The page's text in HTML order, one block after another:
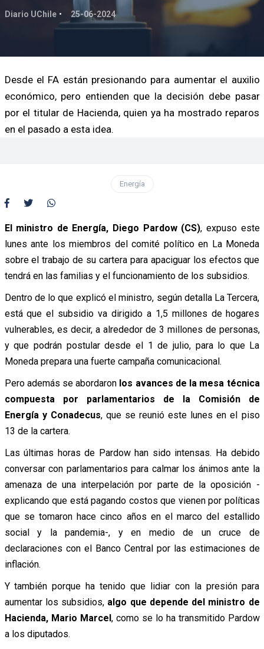
Diario UChile 25-06-2024
Desde el FA están presionando para aumentar el auxilio
económico, pero entienden que la decisión debe pasar
por el titular de Hacienda, quien ya ha mostrado reparos
en el pasado a esta idea.
Energía
El ministro de Energía, Diego Pardow (CS), expuso este
lunes ante los miembros del comité político en La Moneda
sobre el trabajo de su cartera para apaciguar los efectos que
tendrá en las familias y el funcionamiento de los subsidios.
Dentro de lo que explicó el ministro, según detalla La Tercera,
está que el subsidio va dirigido a 1,5 millones de hogares
vulnerables, es decir, a alrededor de 3 millones de personas,
y que podrán postular desde el 1 de julio, para lo que La
Moneda prepara una fuerte campaña comunicacional.
Pero además se abordaron los avances de la mesa técnica
compuesta por parlamentarios de la Comisión de
Energía y Conadecus, que se reunió este lunes en el piso
13 de la cartera.
Las últimas horas de Pardow han sido intensas. Ha debido
conversar con parlamentarios para calmar los ánimos ante la
amenaza de una interpelación por parte de la oposición -
explicando que está pagando costos que vienen por políticas
que se tomaron hace cinco años en el marco del estallido
social y la pandemia-, y en medio de un cruce de
declaraciones con el Banco Central por las estimaciones de
inflación.
Y también porque ha tenido que lidiar con la presión para
aumentar los subsidios, algo que depende del ministro de
Hacienda, Mario Marcel, como se lo ha transmitido Pardow
a los diputados.